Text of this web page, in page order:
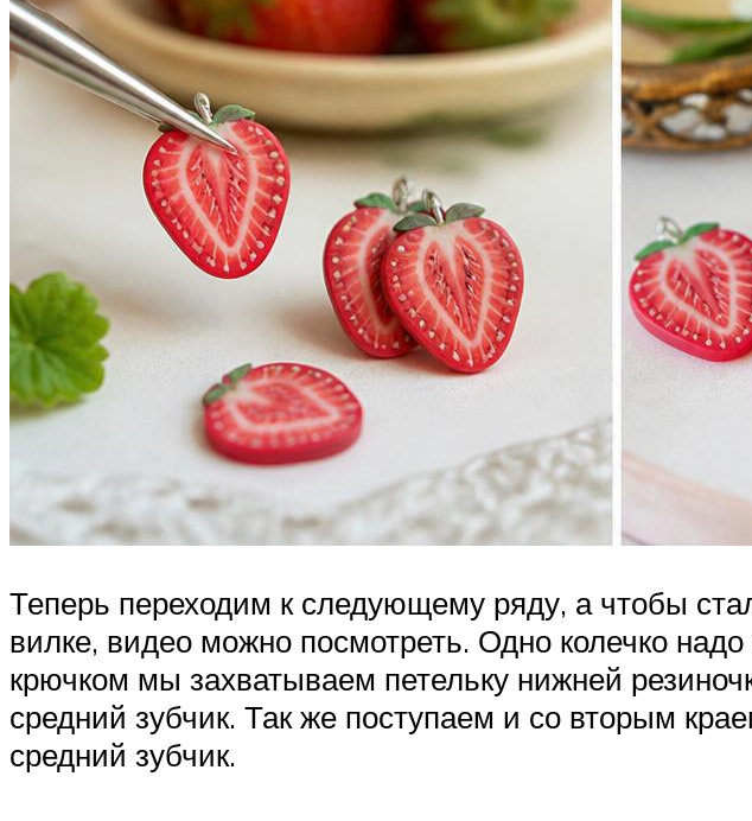
Теперь переходим к следующему ряду, а чтобы
вилке, видео можно посмотреть. Одно колечко
крючком мы захватываем петельку нижней
средний зубчик. Так же поступаем и со вторым
средний зубчик.